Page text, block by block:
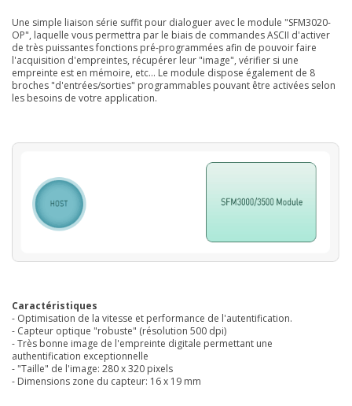
Une simple liaison série suffit pour dialoguer avec le module "SFM3020-
OP", laquelle vous permettra par le biais de commandes ASCII d'activer
de très puissantes fonctions pré-programmées afin de pouvoir faire
l'acquisition d'empreintes, récupérer leur "image", vérifier si une
empreinte est en mémoire, etc... Le module dispose également de 8
broches "d'entrées/sorties" programmables pouvant être activées selon
les besoins de votre application.
Caractéristiques
- Optimisation de la vitesse et performance de l'autentification.
- Capteur optique "robuste" (résolution 500 dpi)
- Très bonne image de l'empreinte digitale permettant une
authentification exceptionnelle
- "Taille" de l'image: 280 x 320 pixels
- Dimensions zone du capteur: 16 x 19 mm